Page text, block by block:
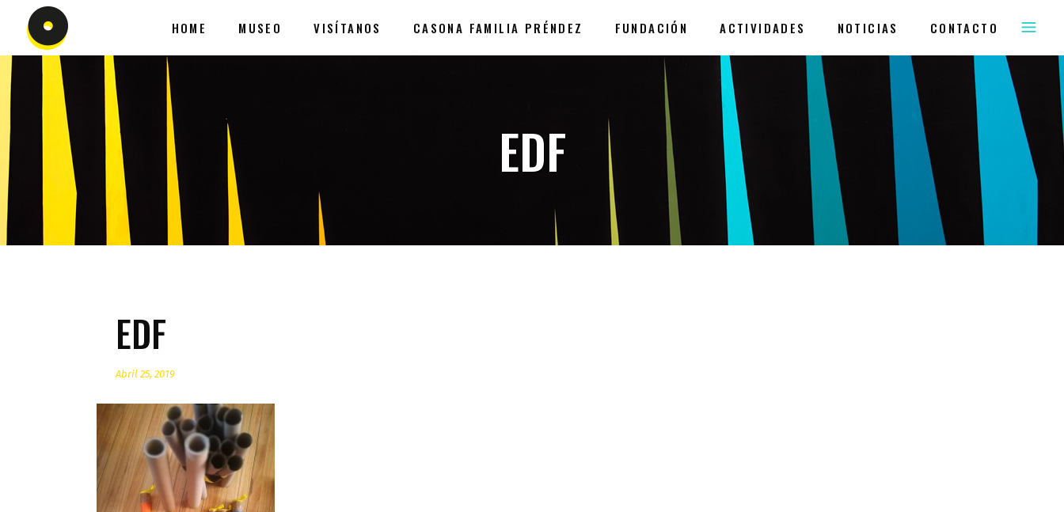
HOME MUSEO VISÍTANOS CASONA FAMILIA PRÉNDEZ FUNDACIÓN ACTIVIDADES NOTICIAS CONTACTO
EDF
EDF
Abril 25, 2019